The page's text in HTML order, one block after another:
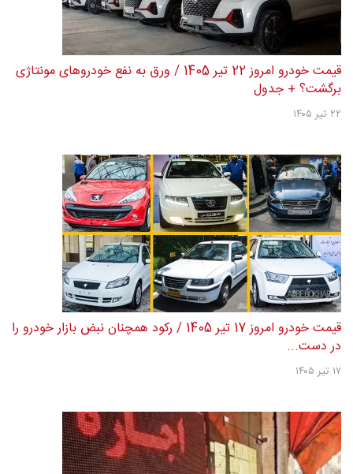
قیمت خودرو امروز 22 تیر 1405 / ورق به نفع خودروهای مونتاژی
برگشت؟ + جدول
۲۲ تیر ۱۴۰۵
قیمت خودرو امروز 17 تیر 1405 / رکود همچنان نبض بازار خودرو را
در دست...
۱۷ تیر ۱۴۰۵